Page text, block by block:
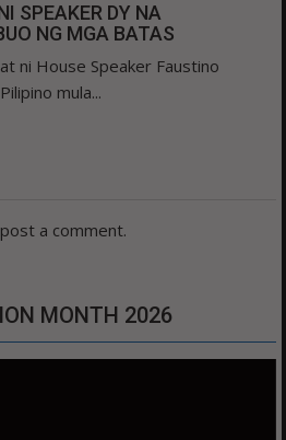
SPEAKER DY NA
NG MGA BATAS
ni House Speaker Faustino
mula...
a comment.
MONTH 2026